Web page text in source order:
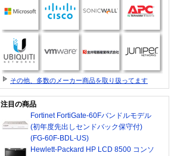
その他、多数のメーカー商品を取り扱ってます
注目の商品
Fortinet FortiGate-60Fバンドルモデル
(初年度先出しセンドバック保守付)
(FG-60F-BDL-US)
Hewlett-Packard HP LCD 8500 コンソ